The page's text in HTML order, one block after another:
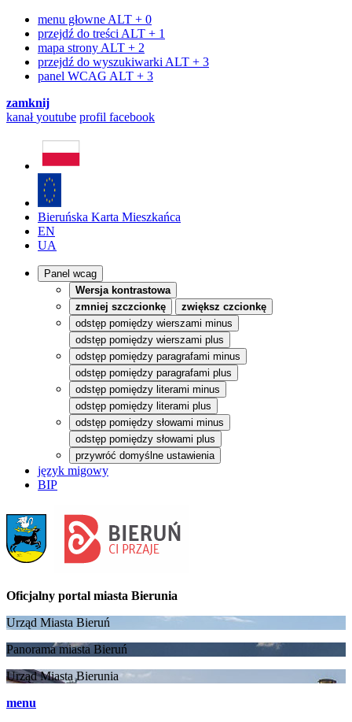
menu głowne ALT + 0
przejdź do treści ALT + 1
mapa strony ALT + 2
przejdź do wyszukiwarki ALT + 3
panel WCAG ALT + 3
zamknij
kanałyoutube profil facebook
Bieruńska Karta Mieszkańca
EN
UA
Panel wcag
Wersja kontrastowa
zmniej szczcionkę
zwiększ czcionkę
odstęp pomiędzy wierszami minus
odstęp pomiędzy wierszami plus
odstęp pomiędzy paragrafami minus
odstęp pomiędzy paragrafami plus
odstęp pomiędzy literami minus
odstęp pomiędzy literami plus
odstęp pomiędzy słowami minus
odstęp pomiędzy słowami plus
przywróć domyślne ustawienia
język migowy
BIP
Oficjalny portal miasta Bierunia
Urząd Miasta Bieruń
Panorama miasta Bieruń
Urząd Miasta Bierunia
menu